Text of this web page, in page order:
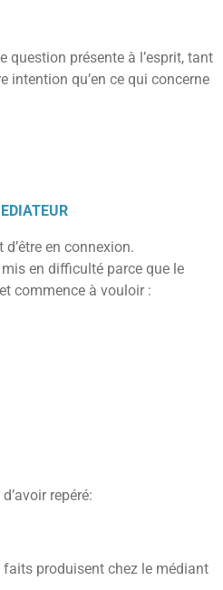
question présente à l’esprit, tant
intention qu’en ce qui concerne
en connexion.
en difficulté parce que le
commence à vouloir :
repéré:
produisent chez le médiant